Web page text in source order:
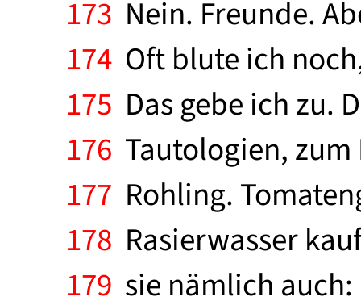
173 Nein. Freunde.
174 Oft blute ich
175 Das gebe ich zu.
176 Tautologien,
177 Rohling.
178 Rasierwasser
179 sie nämlich